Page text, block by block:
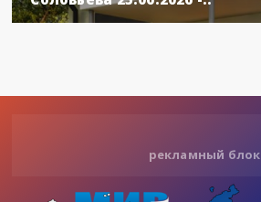
рекламный блок